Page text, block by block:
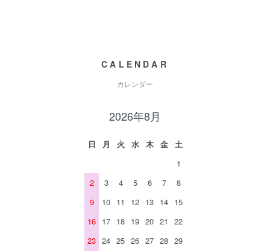
CALENDAR
カレンダー
2026年8月
日 月 火 水 木 金
土
1
2
3 4 5 6 7
8
9
10 11 12 13 14 15
16 17 18 19 20 21
22
23 24 25 26 27 28 29